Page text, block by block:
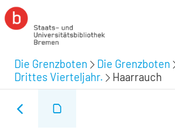
Die Grenzboten Die Grenzboten
Drittes Vierteljahr.
Haarrauch